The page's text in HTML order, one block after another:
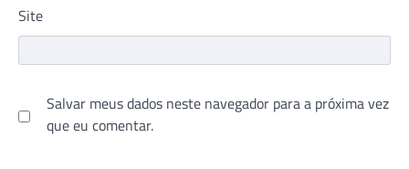
Site
Salvar meus dados neste navegador para a próxima vez
que eu comentar.